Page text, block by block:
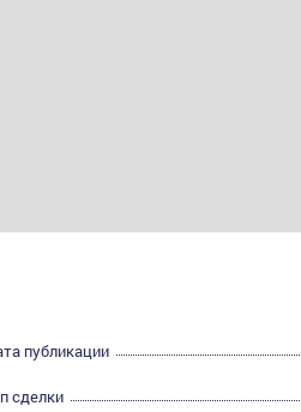
публикации
сделки